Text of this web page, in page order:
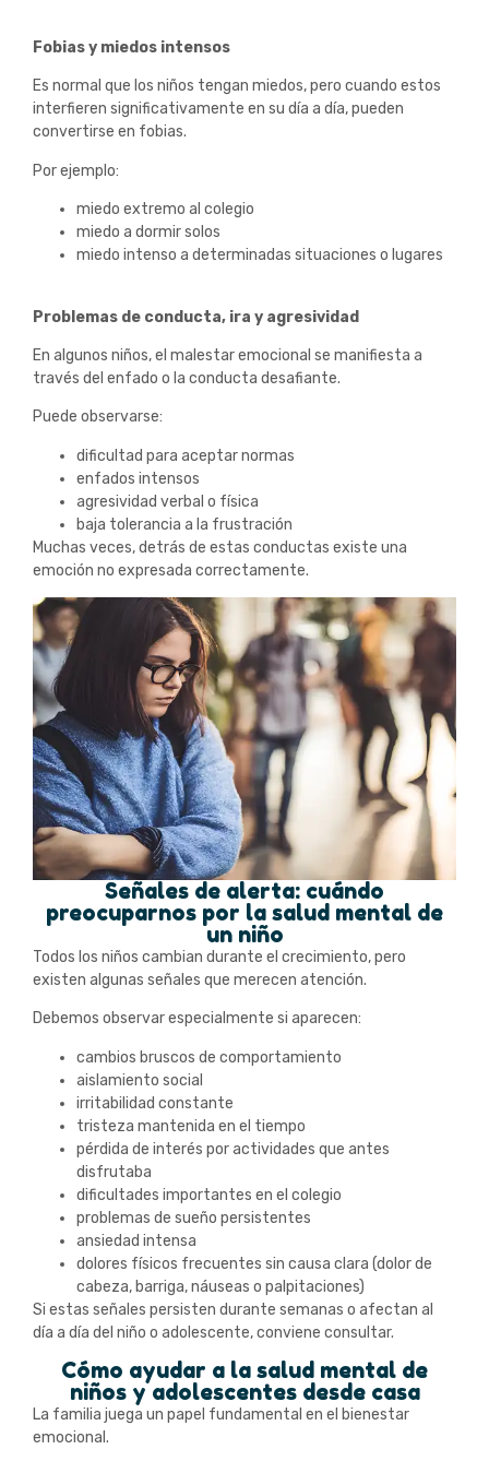
Fobias y miedos intensos
Es normal que los niños tengan miedos, pero cuando estos
interfieren significativamente en su día a día, pueden
convertirse en fobias.
Por ejemplo:
miedo extremo al colegio
miedo a dormir solos
miedo intenso a determinadas situaciones o lugares
Problemas de conducta, ira y agresividad
En algunos niños, el malestar emocional se manifiesta a
través del enfado o la conducta desafiante.
Puede observarse:
dificultad para aceptar normas
enfados intensos
agresividad verbal o física
baja tolerancia a la frustración
Muchas veces, detrás de estas conductas existe una
emoción no expresada correctamente.
Señales de alerta: cuándo
preocuparnos por la salud mental de
un niño
Todos los niños cambian durante el crecimiento, pero
existen algunas señales que merecen atención.
Debemos observar especialmente si aparecen:
cambios bruscos de comportamiento
aislamiento social
irritabilidad constante
tristeza mantenida en el tiempo
pérdida de interés por actividades que antes
disfrutaba
dificultades importantes en el colegio
problemas de sueño persistentes
ansiedad intensa
dolores físicos frecuentes sin causa clara (dolor de
cabeza, barriga, náuseas o palpitaciones)
Si estas señales persisten durante semanas o afectan al
día a día del niño o adolescente, conviene consultar.
Cómo ayudar a la salud mental de
niños y adolescentes desde casa
La familia juega un papel fundamental en el bienestar
emocional.